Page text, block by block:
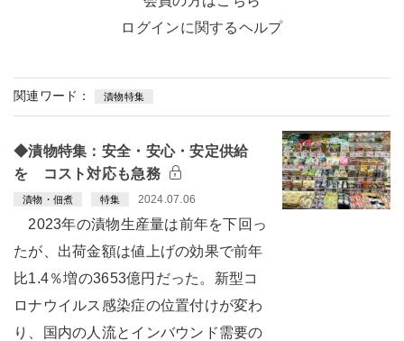
ログインに関するヘルプ
関連ワード： 漬物特集
◆漬物特集：安全・安心・安定供給
を コスト対応も急務
漬物・佃煮 特集 2024.07.06
2023年の漬物生産量は前年を下回っ
たが、出荷金額は値上げの効果で前年
比1.4％増の3653億円だった。新型コ
ロナウイルス感染症の位置付けが変わ
り、国内の人流とインバウンド需要の